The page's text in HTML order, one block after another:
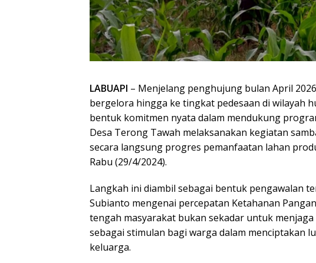
LABUAPI – Menjelang penghujung bulan April
bergelora hingga ke tingkat pedesaan di wilayah
bentuk komitmen nyata dalam mendukung
Desa Terong Tawah melaksanakan kegiatan
secara langsung progres pemanfaatan lahan
Rabu (29/4/2024).
Langkah ini diambil sebagai bentuk pengawalan
Subianto mengenai percepatan Ketahanan
tengah masyarakat bukan sekadar untuk
sebagai stimulan bagi warga dalam menciptakan
keluarga.